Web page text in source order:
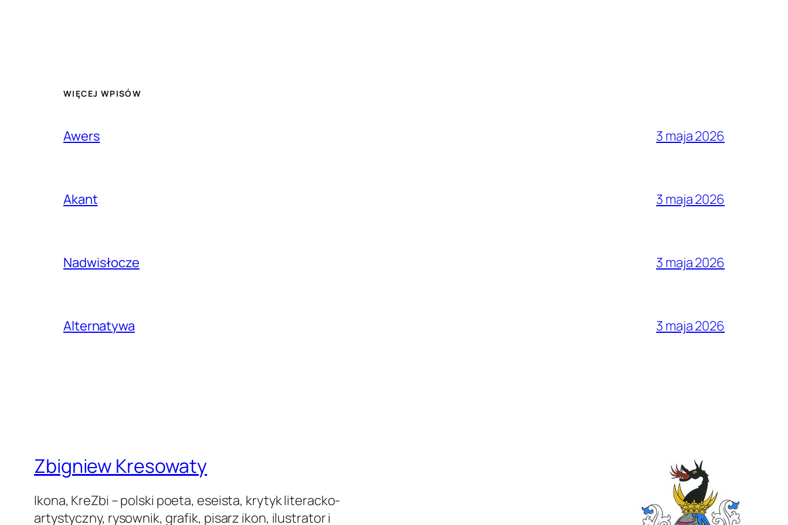
WIĘCEJ WPISÓW
Awers 3 maja 2026
Akant 3 maja 2026
Nadwisłocze 3 maja 2026
Alternatywa 3 maja 2026
Zbigniew Kresowaty
Ikona, KreZbi – polski poeta, eseista, krytyk literacko-
artystyczny, rysownik, grafik, pisarz ikon, ilustrator i